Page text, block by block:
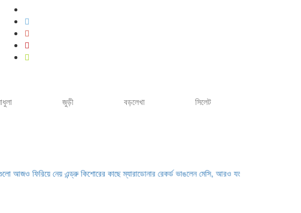
জুড়ী বড়লেখা সিলেট
নেয় এন্ড্রু কিশোরের কাছেম্যারাডোনার রেকর্ড ভাঙলেন মেসি, আরও যত কীর্তিআজ বিশ্বকাপে মুখোমুখি